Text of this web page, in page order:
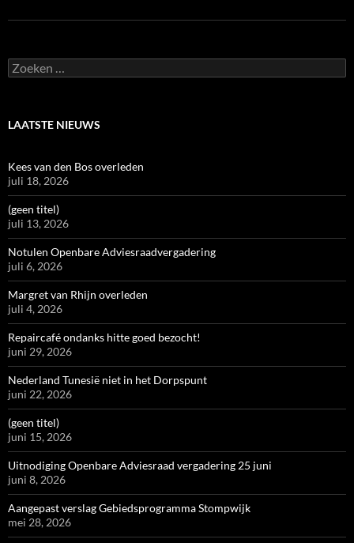
Zoeken
naar:
LAATSTE NIEUWS
Kees van den Bos overleden
juli 18, 2026
(geen titel)
juli 13, 2026
Notulen Openbare Adviesraadvergadering
juli 6, 2026
Margret van Rhijn overleden
juli 4, 2026
Repaircafé ondanks hitte goed bezocht!
juni 29, 2026
Nederland Tunesië niet in het Dorpspunt
juni 22, 2026
(geen titel)
juni 15, 2026
Uitnodiging Openbare Adviesraad vergadering 25 juni
juni 8, 2026
Aangepast verslag Gebiedsprogramma Stompwijk
mei 28, 2026